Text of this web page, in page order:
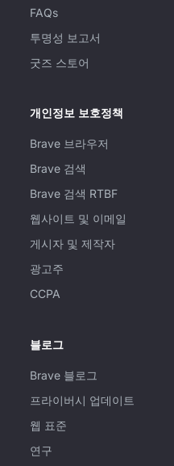
FAQs
투명성 보고서
굿즈 스토어
개인정보 보호정책
Brave 브라우저
Brave 검색
Brave 검색 RTBF
웹사이트 및 이메일
게시자 및 제작자
광고주
CCPA
블로그
Brave 블로그
프라이버시 업데이트
웹 표준
연구